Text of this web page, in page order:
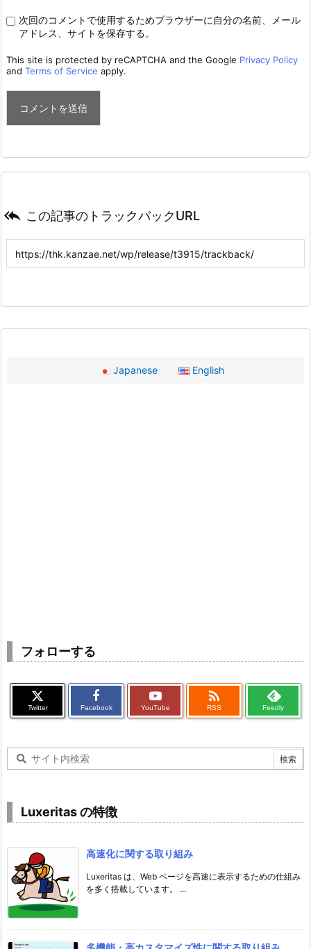
次回のコメントで使用するためブラウザーに自分の名前、メール
アドレス、サイトを保存する。
This site is protected by reCAPTCHA and the Google Privacy Policy
and Terms of Service apply.
 この記事のトラックバックURL
Japanese English
フォローする
Twitter Facebook YouTube

RSS Feedly
Luxeritas の特徴
高速化に関する取り組み
Luxeritas は、Web ページを高速に表示するための仕組み
を多く搭載しています。 ...